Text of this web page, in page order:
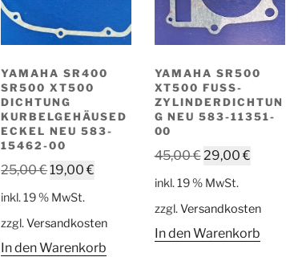
YAMAHA SR400
SR500 XT500
DICHTUNG
KURBELGEHÄUSED
ECKEL NEU 583-
15462-00
25,00€Ursprünglicher
25,00 €
19,00€
19,00 €.
inkl. 19 % MwSt.
zzgl.Versandkosten
In den Warenkorb
YAMAHA SR500
XT500 FUSS-Z
YLINDERDICHTUNG
NEU 583-11351-0
0
45,00€ Ursprünglicher
45,00 €
29,00€Aktueller
29,00 €.
inkl. 19 % MwSt.
zzgl.Versandkosten
In den Warenkorb